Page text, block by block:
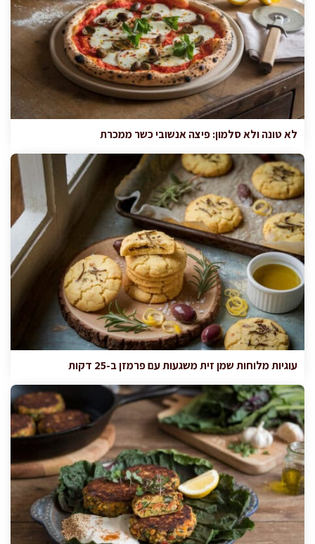
לא טונה ולא סלמון: פיצה אנשובי כשר ממכרת
עוגיות מלוחות שמן זית משגעות עם פרמזן ב-25 דקות